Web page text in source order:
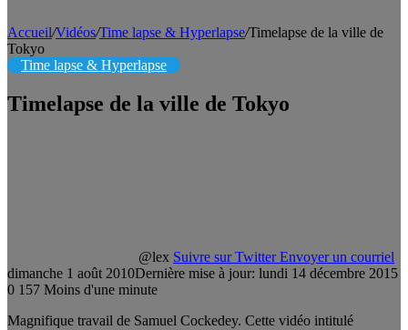
Accueil/Vidéos/Time lapse & Hyperlapse/Timelapse de la ville de
Tokyo
Time lapse & Hyperlapse
Timelapse de la ville de Tokyo
@lex Suivre sur Twitter Envoyer un courriel
dimanche 1 août 2010Dernière mise à jour: lundi 14 décembre 2015
0 157 Moins d'une minute
Magnifique travail de Samuel Cockedey. Cette vidéo intitulé